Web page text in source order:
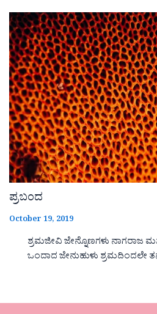
ಪ್ರಬಂದ
October 19, 2019
ಶ್ರಮಜೀವಿ ಜೇನ್ನೊಣಗಳು ನಾಗರಾಜ
ಒಂದಾದ ಜೇನುಹುಳು ಶ್ರಮದಿಂದಲೇ